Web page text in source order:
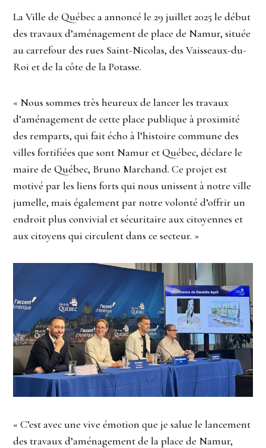
La Ville de Québec a annoncé le 29 juillet 2025 le début
des travaux d’aménagement de place de Namur, située
au carrefour des rues Saint-Nicolas, des Vaisseaux-du-
Roi et de la côte de la Potasse.
« Nous sommes très heureux de lancer les travaux
d’aménagement de cette place publique à proximité
des remparts, qui fait écho à l’histoire commune des
villes fortifiées que sont Namur et Québec, déclare le
maire de Québec, Bruno Marchand. Ce projet est
motivé par les liens forts qui nous unissent à notre ville
jumelle, mais également par notre volonté d’offrir un
endroit plus convivial et sécuritaire aux citoyennes et
aux citoyens qui circulent dans ce secteur. »
« C’est avec une vive émotion que je salue le lancement
des travaux d’aménagement de la place de Namur,